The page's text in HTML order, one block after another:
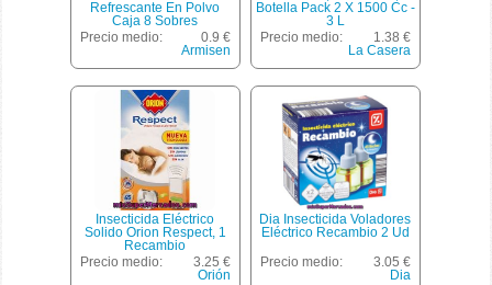
Refrescante En Polvo
Caja 8 Sobres
Precio medio:
0.9 €
Armisen
Botella Pack 2 X 1500 Cc -
3 L
Precio medio:
1.38 €
La Casera
Insecticida Eléctrico
Solido Orion Respect, 1
Recambio
Precio medio:
3.25 €
Orión
Dia Insecticida Voladores
Eléctrico Recambio 2 Ud
Precio medio:
3.05 €
Dia